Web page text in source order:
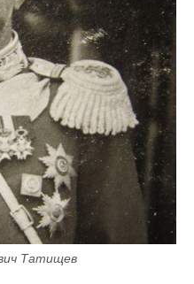
Татищев